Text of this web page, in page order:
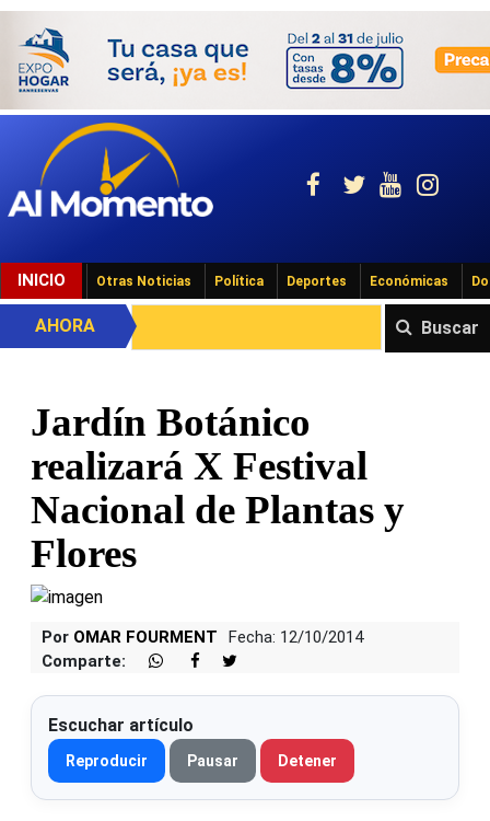
INICIO Otras Noticias Política Deportes Económicas
Buscar
AHORA
Jardín Botánico
realizará X Festival
Nacional de Plantas y
Flores
Por OMAR FOURMENT
Fecha: 12/10/2014
Comparte:
Escuchar artículo
Reproducir Pausar Detener